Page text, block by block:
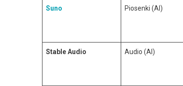
Suno Piosenki (AI)
Stable Audio Audio (AI)